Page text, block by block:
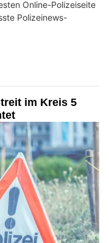
Online-Polizeiseite
Polizeinews-
im Kreis 5